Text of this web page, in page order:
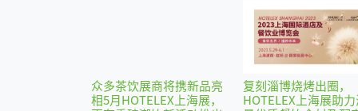
众多茶饮展商将携新品亮
相5月HOTELEX上海展，
复刻淄博烧烤出圈，
HOTELEX上海展助